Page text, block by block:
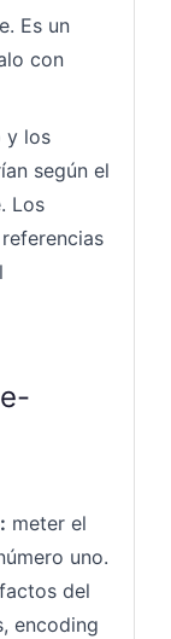
Es un
con
y los
según el
Los
meter el
uno.
del
encoding